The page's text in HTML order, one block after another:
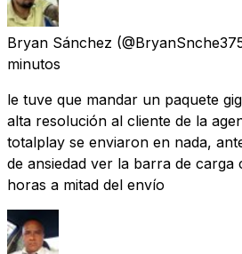
Bryan Sánchez
minutos
le tuve que mandar un paquete
alta resolución al cliente de la
totalplay se enviaron en nada,
de ansiedad ver la barra de carga
horas a mitad del envío